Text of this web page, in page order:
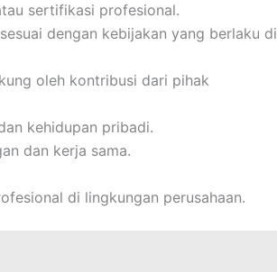
sertifikasi profesional.
dengan kebijakan yang berlaku di
oleh kontribusi dari pihak
kehidupan pribadi.
dan kerja sama.
di lingkungan perusahaan.